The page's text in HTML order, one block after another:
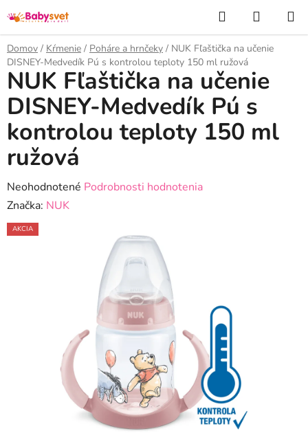
na
obsah
Hľadať
KOŠÍK
Domov / Kŕmenie / Poháre a hrnčeky / NUK Fľaštička na učenie
DISNEY-Medvedík Pú s kontrolou teploty 150 ml ružová
NUK Fľaštička na učenie
DISNEY-Medvedík Pú s
kontrolou teploty 150 ml
ružová
Priemerné
hodnotenie
produktu
Neohodnotené Podrobnosti hodnotenia
Značka: NUK
AKCIA